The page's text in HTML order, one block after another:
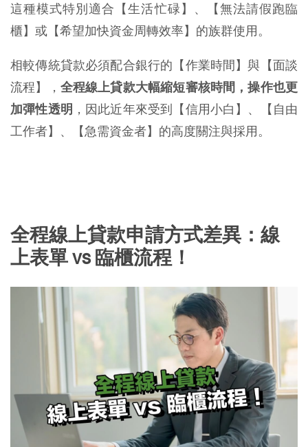
這種模式特別適合【生活忙碌】、【無法請假跑臨
櫃】或【希望加快資金周轉效率】的族群使用。
相較傳統貸款必須配合銀行的【作業時間】與【面談
流程】， 全程線上貸款大幅縮短審核時間，操作也更
加彈性透明 ，因此近年來受到【信用小白】、【自由
工作者】、【急需資金者】的高度關注與採用。
全程線上貸款申請方式差異：線
上表單 vs 臨櫃流程！